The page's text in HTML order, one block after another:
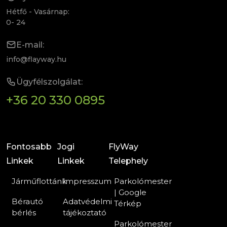
Hétfő - Vasárnap:
0- 24
E-mail:
info@flayway.hu
Ügyfélszolgálat:
+36 20 330 0895
Fontosabb
Linkek
Járműflottánk
Bérautó
bérlés
Jogi
Linkek
Impresszum
Adatvédelmi
tájékoztató
FlyWay
Telephely
Parkolómester
| Google
Térkép
Parkolómester